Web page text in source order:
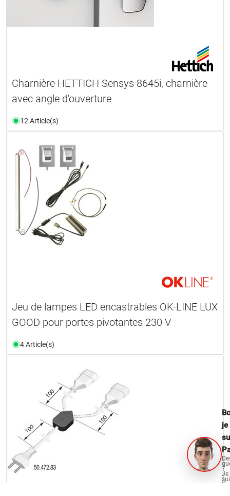
Charnière HETTICH Sensys 8645i, charnière
avec angle d'ouverture
12 Article(s)
Jeu de lampes LED encastrables OK-LINE LUX
GOOD pour portes pivotantes 230 V
4 Article(s)
je
?
Je
là